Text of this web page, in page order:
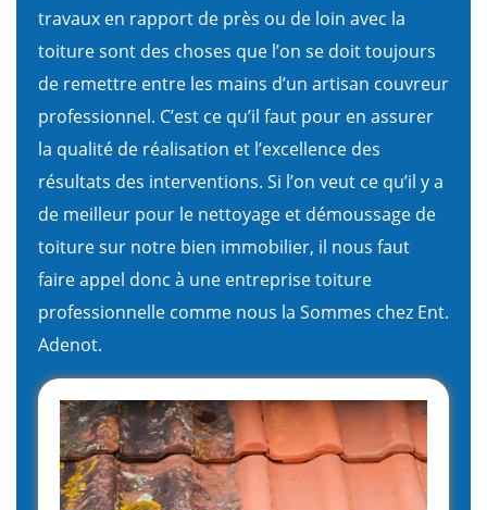
travaux en rapport de près ou de loin avec la
toiture sont des choses que l’on se doit toujours
de remettre entre les mains d’un artisan couvreur
professionnel. C’est ce qu’il faut pour en assurer
la qualité de réalisation et l’excellence des
résultats des interventions. Si l’on veut ce qu’il y a
de meilleur pour le nettoyage et démoussage de
toiture sur notre bien immobilier, il nous faut
faire appel donc à une entreprise toiture
professionnelle comme nous la Sommes chez Ent.
Adenot.